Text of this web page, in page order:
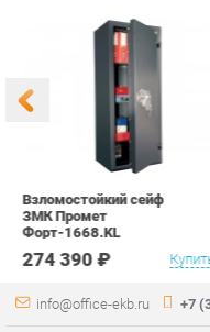
Взломостойкий сейф
Форт-1668.KL
274 390 ₽
info@office-ekb.ru
Коллекции
Столы и Тумбы
Шкафы и стеллажи